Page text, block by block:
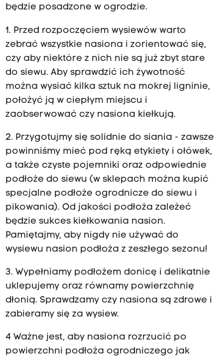
będzie posadzone w ogrodzie.
1. Przed rozpoczęciem wysiewów warto
zebrać wszystkie nasiona i zorientować się,
czy aby niektóre z nich nie są już zbyt stare
do siewu. Aby sprawdzić ich żywotność
można wysiać kilka sztuk na mokrej ligninie,
położyć ją w ciepłym miejscu i
zaobserwować czy nasiona kiełkują.
2. Przygotujmy się solidnie do siania - zawsze
powinniśmy mieć pod ręką etykiety i ołówek,
a także czyste pojemniki oraz odpowiednie
podłoże do siewu (w sklepach można kupić
specjalne podłoże ogrodnicze do siewu i
pikowania). Od jakości podłoża zależeć
będzie sukces kiełkowania nasion.
Pamiętajmy, aby nigdy nie używać do
wysiewu nasion podłoża z zeszłego sezonu!
3. Wypełniamy podłożem donicę i delikatnie
uklepujemy oraz równamy powierzchnię
dłonią. Sprawdzamy czy nasiona są zdrowe i
zabieramy się za wysiew.
4 Ważne jest, aby nasiona rozrzucić po
powierzchni podłoża ogrodniczego jak